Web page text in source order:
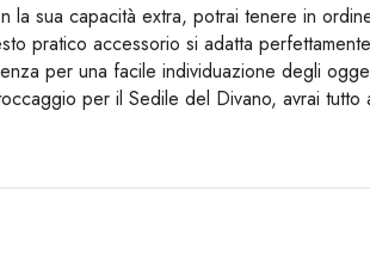
sua capacità extra, potrai tenere in
pratico accessorio si adatta
per una facile individuazione degli
per il Sedile del Divano, avrai tutto